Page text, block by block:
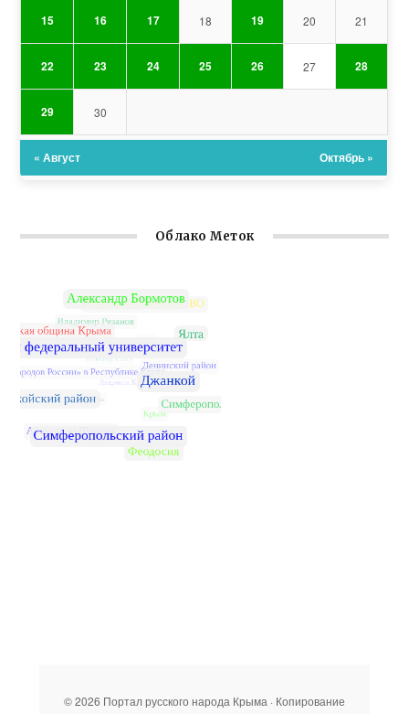
15 16 17 18 19 20 21
22 23 24 25 26 27 28
29 30
« Август Октябрь »
Облако Меток
© 2026 Портал русского народа Крыма · Копирование